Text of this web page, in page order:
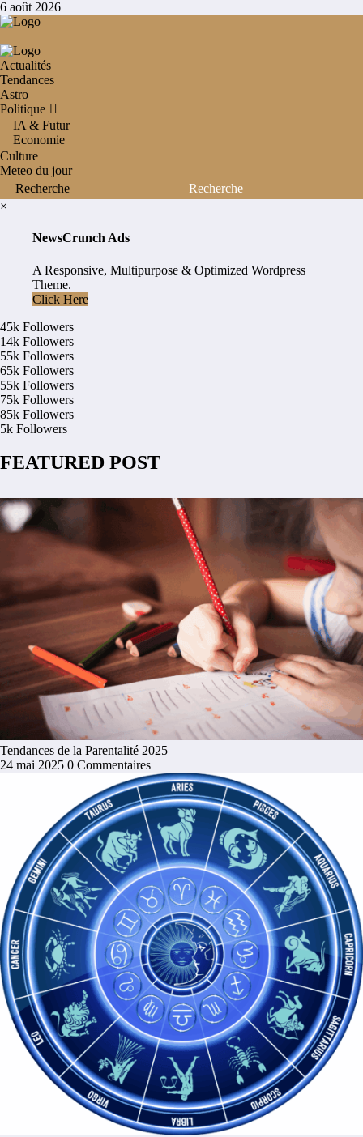
Aller
au
6 août 2026
Actualités
Tendances
Astro
Politique
IA & Futur
Economie
Culture
Meteo du jour
×
NewsCrunch Ads
A Responsive, Multipurpose & Optimized Wordpress
Theme.
Click Here
45k Followers
14k Followers
55k Followers
65k Followers
55k Followers
75k Followers
85k Followers
5k Followers
FEATURED POST
Tendances de la Parentalité 2025
24 mai 2025 0 Commentaires